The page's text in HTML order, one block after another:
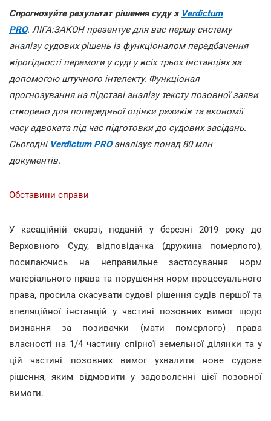
Спрогнозуйте результат рішення суду з Verdictum
PRO. ЛІГА:ЗАКОН презентує для вас першу систему
аналізу судових рішень із функціоналом передбачення
вірогідності перемоги у суді у всіх трьох інстанціях за
допомогою штучного інтелекту. Функціонал
прогнозування на підставі аналізу тексту позовної заяви
створено для попередньої оцінки ризиків та економії
часу адвоката під час підготовки до судових засідань.
Сьогодні Verdictum PROаналізує понад 80 млн
документів.
Обставини справи
У касаційній скарзі, поданій у березні 2019 року до
Верховного Суду, відповідачка (дружина померлого),
посилаючись на неправильне застосування норм
матеріального права та порушення норм процесуального
права, просила скасувати судові рішення судів першої та
апеляційної інстанцій у частині позовних вимог щодо
визнання за позивачки (мати померлого) права
власності на 1/4 частину спірної земельної ділянки та у
цій частині позовних вимог ухвалити нове судове
рішення, яким відмовити у задоволенні цієї позовної
вимоги.